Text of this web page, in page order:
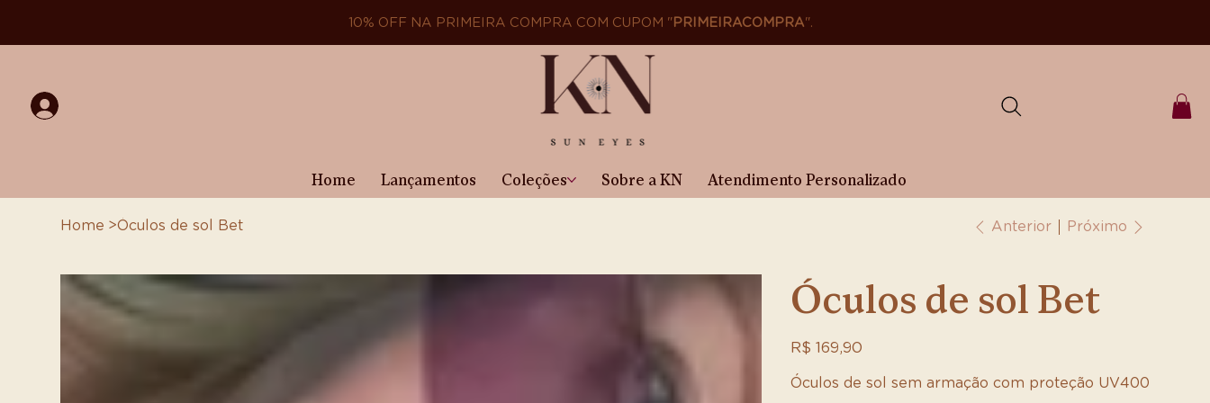
10% OFF NA PRIMEIRA COMPRA COM CUPOM " PRIMEIRACOMPRA".
Home Lançamentos Coleções Sobre a KN Atendimento Personalizado
Home >Óculos de sol Bet Anterior Próximo
Óculos de sol Bet
Preço
R$ 169,90
Óculos de sol sem armação com proteção UV400